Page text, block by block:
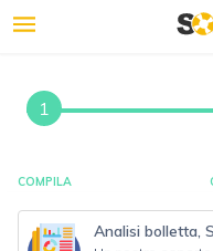
1
COMPILA
Analisi bolletta,